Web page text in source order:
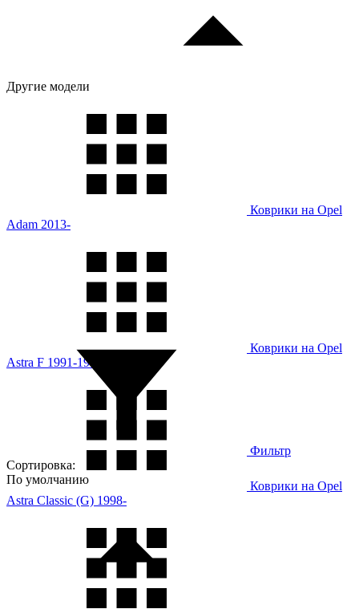
Другие модели
Коврики на Opel
Adam 2013-
Коврики на Opel
Astra F 1991-1998
Коврики на Opel
Astra Classic (G) 1998-
Фильтр
Сортировка:
По умолчанию